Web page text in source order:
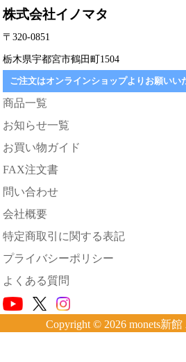
株式会社イノマタ
〒320-0851
栃木県宇都宮市鶴田町1504
ご注文はオンラインショップよりお願いい
商品一覧
お知らせ一覧
お買い物ガイド
FAX注文書
問い合わせ
会社概要
特定商取引に関する表記
プライバシーポリシー
よくある質問
Copyright © 2026 monets新館